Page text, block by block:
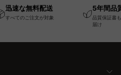
ァ迅速な無料配送
すべてのご注文が対象
5年間品
品質保証書
届け